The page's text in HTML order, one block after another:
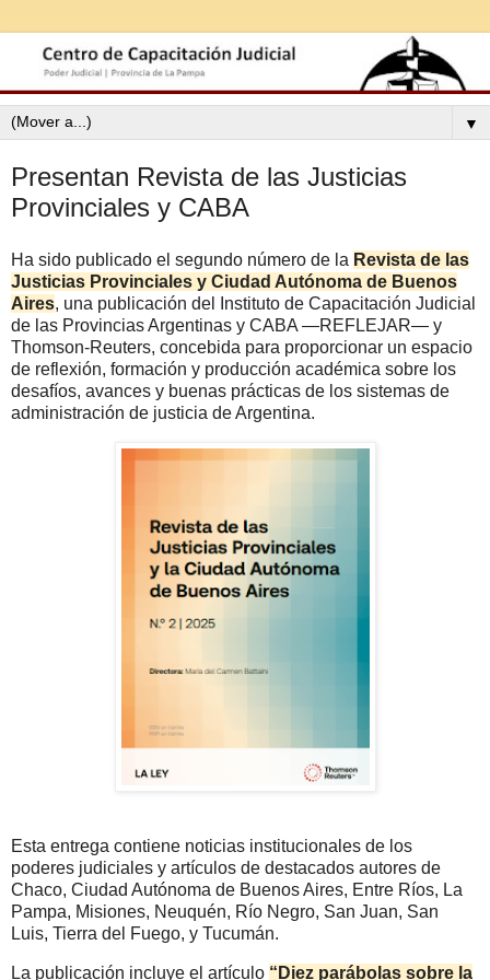
▼
Presentan Revista de las Justicias
Provinciales y CABA
Ha sido publicado el segundo número de la Revista de las
Justicias Provinciales y Ciudad Autónoma de Buenos
Aires, una publicación del Instituto de Capacitación Judicial
de las Provincias Argentinas y CABA —REFLEJAR— y
Thomson-Reuters, concebida para proporcionar un espacio
de reflexión, formación y producción académica sobre los
desafíos, avances y buenas prácticas de los sistemas de
administración de justicia de Argentina.
Esta entrega contiene noticias institucionales de los
poderes judiciales y artículos de destacados autores de
Chaco, Ciudad Autónoma de Buenos Aires, Entre Ríos, La
Pampa, Misiones, Neuquén, Río Negro, San Juan, San
Luis, Tierra del Fuego, y Tucumán.
La publicación incluye el artículo “Diez parábolas sobre la